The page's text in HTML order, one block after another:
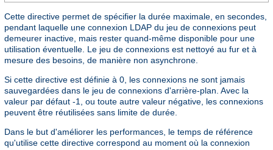
Cette directive permet de spécifier la durée maximale, en secondes,
pendant laquelle une connexion LDAP du jeu de connexions peut
demeurer inactive, mais rester quand-même disponible pour une
utilisation éventuelle. Le jeu de connexions est nettoyé au fur et à
mesure des besoins, de manière non asynchrone.
Si cette directive est définie à 0, les connexions ne sont jamais
sauvegardées dans le jeu de connexions d'arrière-plan. Avec la
valeur par défaut -1, ou toute autre valeur négative, les connexions
peuvent être réutilisées sans limite de durée.
Dans le but d'améliorer les performances, le temps de référence
qu'utilise cette directive correspond au moment où la connexion